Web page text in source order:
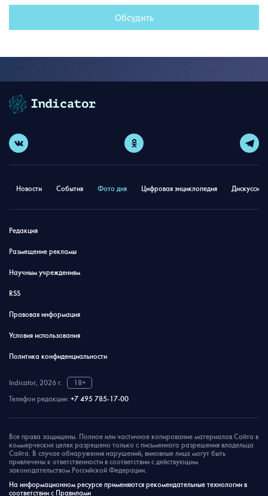
Обсудить
Новости События Фото дня Цифровая энциклопедия
Редакция
Размещение рекламы
Научным учреждениям
RSS
Правовая информация
Условия использования
Политика конфиденциальности
Indicator, 2026 г.
18+
Телефон редакции: +7 495 785-17-00
Все права защищены. Полное или частичное копирование материалов Сайта в
коммерческих целях разрешено только с письменного разрешения владельца
Сайта. В случае обнаружения нарушений, виновные лица могут быть
привлечены к ответственности в соответствии с действующим
законодательством Российской Федерации.
На информационном ресурсе применяются рекомендательные технологии в
соответствии с Правилами